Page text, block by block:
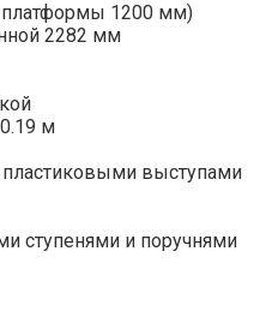
платформы 1200 мм)
2282 мм
м
пластиковыми выступами
ступенями и поручнями